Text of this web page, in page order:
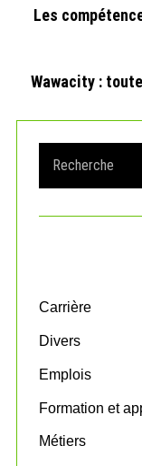
Les
Wawacity :
a
r
o
:
Carrière
Divers
Emplois
Formation et
Métiers